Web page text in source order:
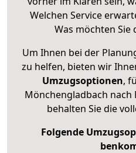
Welchen Service
Was möchten Sie
Um Ihnen bei der
zu helfen, bieten wir
Umzugsoptionen,
Mönchengladbach nach
behalten Sie die
Folgende